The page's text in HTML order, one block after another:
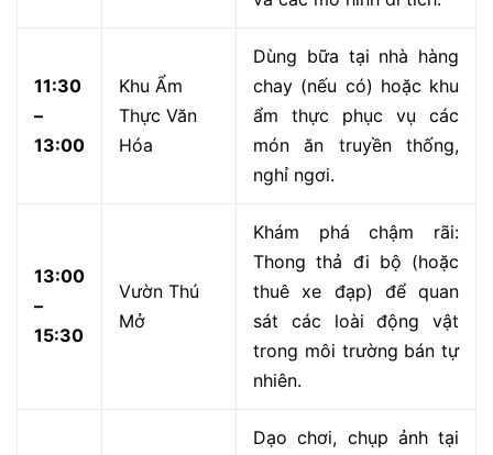
13:00
–
15:00
Trường
Đua 5
trong 1
Thử thách tốc độ: Trực tiếp
gia đua Go-Kart hoặc mua
các show diễn Mô tô/
(theo lịch).
–
Điện
Thư giãn: Tắm biển để xả
hoặc dành 1 giờ cuối để
chụp ảnh Kim Điện uy nghiêm
trước khi ra về.
Hành trình 3: Chuyến đi an yên,